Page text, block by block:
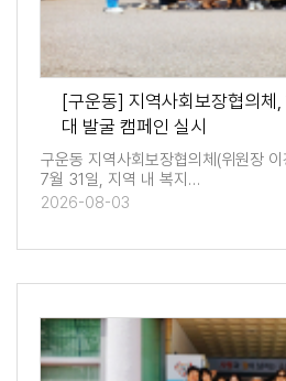
[구운동] 지역사회보장협의체,
대 발굴 캠페인 실시
구운동 지역사회보장협의체(위원장
7월 31일, 지역 내 복지…
2026-08-03